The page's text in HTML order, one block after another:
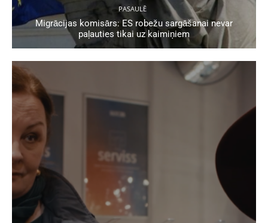
PASAULĒ
Migrācijas komisārs: ES robežu sargāšanai nevar
paļauties tikai uz kaimiņiem